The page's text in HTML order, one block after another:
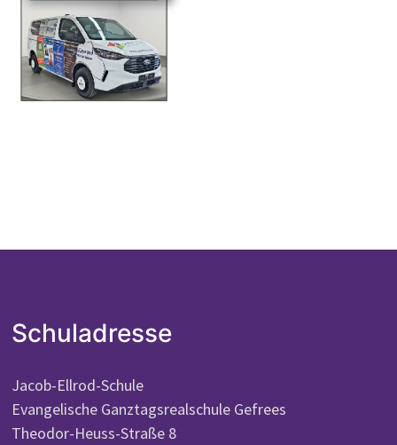
Schuladresse
Jacob-Ellrod-Schule
Evangelische Ganztagsrealschule Gefrees
Theodor-Heuss-Straße 8